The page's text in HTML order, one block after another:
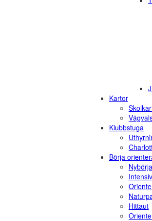
Kartor
Klubbstuga
Börja
Hittaut